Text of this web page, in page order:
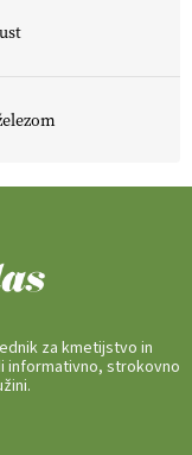
za kmetijstvo in
informativno, strokovno